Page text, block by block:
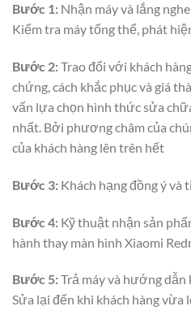
Bước 1: Nhận máy và lắng
Kiểm tra máy tổng thể, phát
Bước 2:Trao đổi với khách
chứng, cách khắc phục và giá
vấn lựa chọn hình thức sửa
nhất. Bởi phương châm của
của khách hàng lên trên hết
Bước 3: Khách hạng đồng ý và
Bước 4: Kỹ thuật nhận sản
hành thay màn hình Xiaomi
Bước 5:Trả máy và hướng dẫn
Sửa lại đến khi khách hàng vừa